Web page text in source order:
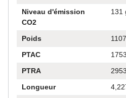
Niveau d'émission
CO2
131
Poids
PTAC
PTRA
Longueur